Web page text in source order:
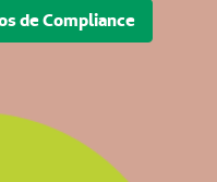
de Compliance